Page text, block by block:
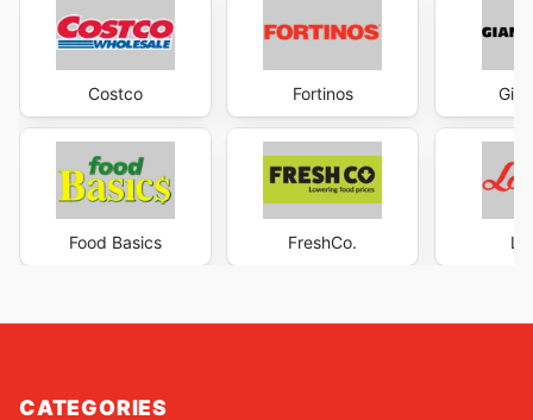
Costco
Food Basics
Fortinos
FreshCo.
CATEGORIES